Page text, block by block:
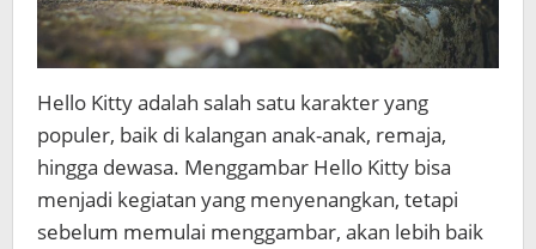
Hello Kitty adalah salah satu karakter yang
populer, baik di kalangan anak-anak, remaja,
hingga dewasa. Menggambar Hello Kitty bisa
menjadi kegiatan yang menyenangkan, tetapi
sebelum memulai menggambar, akan lebih baik